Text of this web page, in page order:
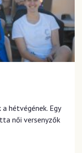
hétvégének. Egy
női versenyzők